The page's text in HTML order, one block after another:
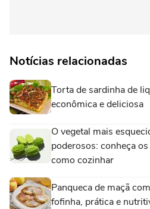
Notícias relacionadas
Torta de sardinha de
econômica e deliciosa
O vegetal mais
poderosos: conheça
como cozinhar
Panqueca de maçã
fofinha, prática e